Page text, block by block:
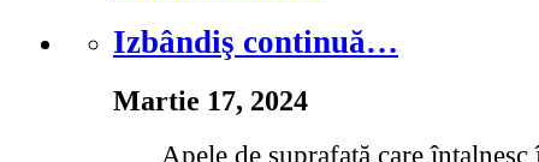
Izbândiş continuă…
Martie 17, 2024
Apele de suprafaţă care întalnesc